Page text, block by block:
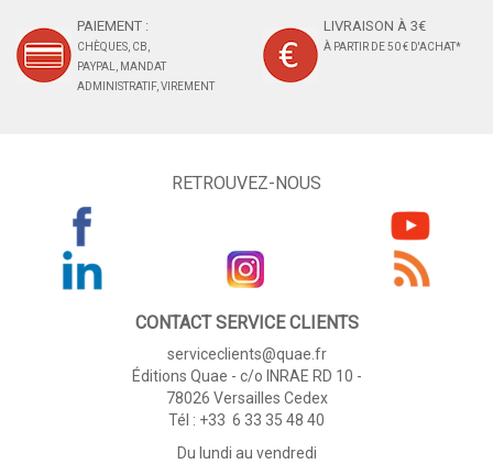
PAIEMENT :
CHÈQUES, CB,
PAYPAL, MANDAT
ADMINISTRATIF, VIREMENT
LIVRAISON À 3€
À PARTIR DE 50 € D'ACHAT*
RETROUVEZ-NOUS
CONTACT SERVICE CLIENTS
serviceclients@quae.fr
Éditions Quae - c/o INRAE RD 10 -
78026 Versailles Cedex
Tél : +33 6 33 35 48 40
Du lundi au vendredi